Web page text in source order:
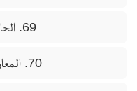
69. الحاقة
70. المعارج